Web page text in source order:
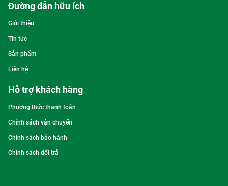
Đường dẫn hữu ích
Giới thiệu
Tin tức
Sản phẩm
Liên hệ
Hỗ trợ khách hàng
Phương thức thanh toán
Chính sách vận chuyển
Chính sách bảo hành
Chính sách đổi trả